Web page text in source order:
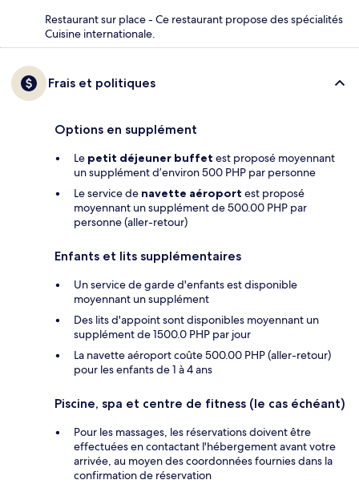
Restaurant sur place - Ce restaurant propose des spécialités
Cuisine internationale.
Frais et politiques
Options en supplément
Le petit déjeuner buffet est proposé moyennant
un supplément d’environ 500 PHP par personne
Le service de navette aéroport est proposé
moyennant un supplément de 500.00 PHP par
personne (aller-retour)
Enfants et lits supplémentaires
Un service de garde d'enfants est disponible
moyennant un supplément
Des lits d'appoint sont disponibles moyennant un
supplément de 1500.0 PHP par jour
La navette aéroport coûte 500.00 PHP (aller-retour)
pour les enfants de 1 à 4 ans
Piscine, spa et centre de fitness (le cas échéant)
Pour les massages, les réservations doivent être
effectuées en contactant l'hébergement avant votre
arrivée, au moyen des coordonnées fournies dans la
confirmation de réservation